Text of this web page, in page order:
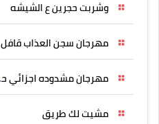
وشربت حجرين ع الشيشه
مهرجان سجن العذاب قافل
مهرجان مشدوده اجزائي حربونى
مشيت لك طريق